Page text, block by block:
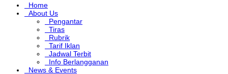
Home
About Us
Pengantar
Tiras
Rubrik
Tarif Iklan
Jadwal Terbit
Info Berlangganan
News & Events